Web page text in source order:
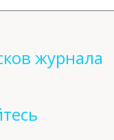
журнала